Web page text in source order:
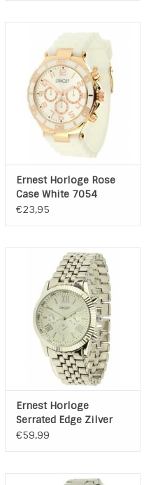
Ernest Horloge Rose
Case White 7054
€23,95
Ernest Horloge
Serrated Edge Zilver
€59,99